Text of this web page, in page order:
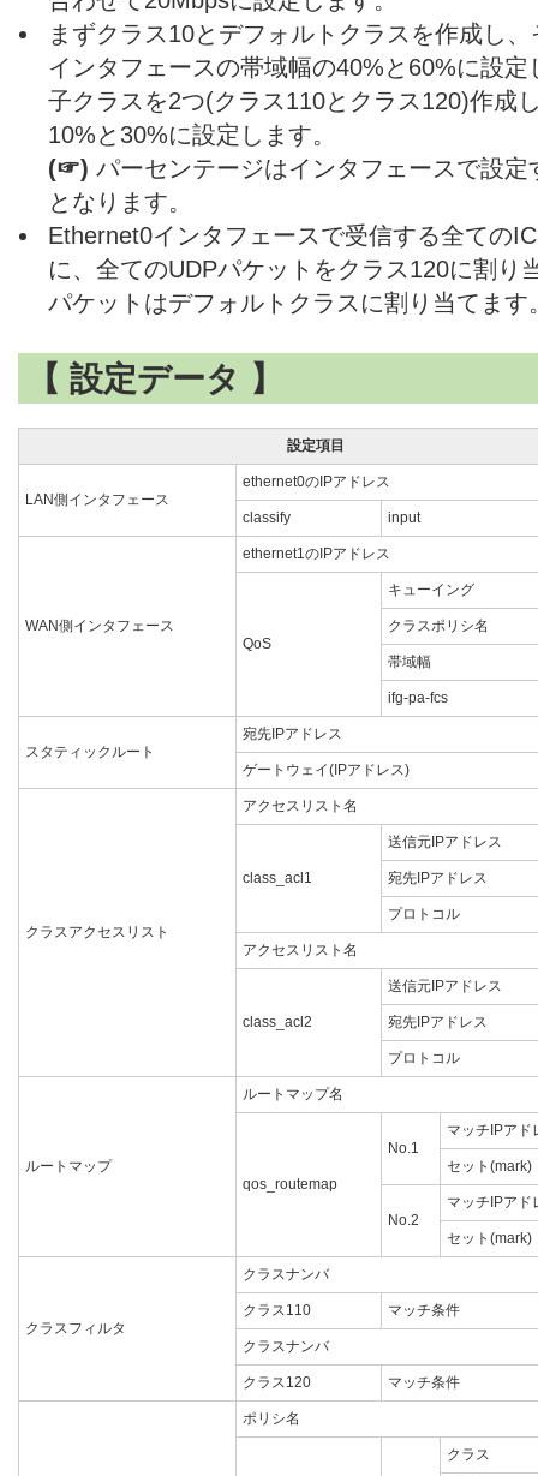
まずクラス10とデフォルトクラスを作成し
インタフェースの帯域幅の40%と60%に設
子クラスを2つ(クラス110とクラス120)作成
10%と30%に設定します。
(☞) パーセンテージはインタフェースで設
となります。
Ethernet0インタフェースで受信する全ての
に、全てのUDPパケットをクラス120に割り
パケットはデフォルトクラスに割り当てます
【 設定データ 】
設定項目
LAN側インタフェース
ethernet0のIPアドレス
classify input
WAN側インタフェース
ethernet1のIPアドレス
QoS
キューイング
クラスポリシ名
帯域幅
ifg-pa-fcs
スタティックルート
宛先IPアドレス
ゲートウェイ(IPアドレス)
クラスアクセスリスト
アクセスリスト名
class_acl1
送信元IPアドレス
宛先IPアドレス
プロトコル
アクセスリスト名
class_acl2
送信元IPアドレス
宛先IPアドレス
プロトコル
ルートマップ
ルートマップ名
qos_routemap
No.1
マッチIPアド
セット(mark)
No.2
マッチIPアド
セット(mark)
クラスフィルタ
クラスナンバ
クラス110 マッチ条件
クラスナンバ
クラス120 マッチ条件
ポリシ名
クラス